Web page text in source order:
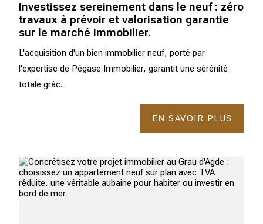
Investissez sereinement dans le neuf : zéro
travaux à prévoir et valorisation garantie
sur le marché immobilier.
L'acquisition d'un bien immobilier neuf, porté par
l'expertise de Pégase Immobilier, garantit une sérénité
totale grâc...
EN SAVOIR PLUS